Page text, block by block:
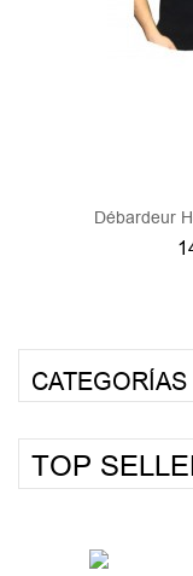
Débardeur
CATEGORÍAS
TOP